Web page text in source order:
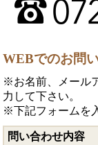
WEBでのお問
※お名前、メール
力して下さい。
※下記フォームを
問い合わせ内容